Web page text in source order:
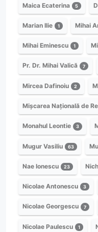
Maica Ecaterina 5
Marian Ilie 1 Mihai
Mihai Eminescu 1
Pr. Dr. Mihai Valică 7
Mircea Dafinoiu 2
Mișcarea Națională de
Monahul Leontie 3
Mugur Vasiliu 63
Nae Ionescu 23
Nicolae Antonescu 3
Nicolae Georgescu 7
Nicolae Paulescu 1